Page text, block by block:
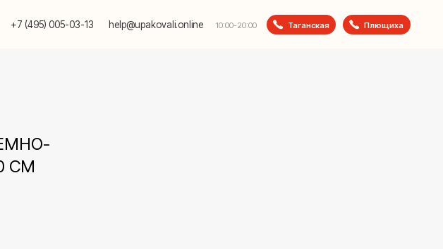
03-13 10:00-20:00
help@upakovali.online Таганская Плющиха
СМ